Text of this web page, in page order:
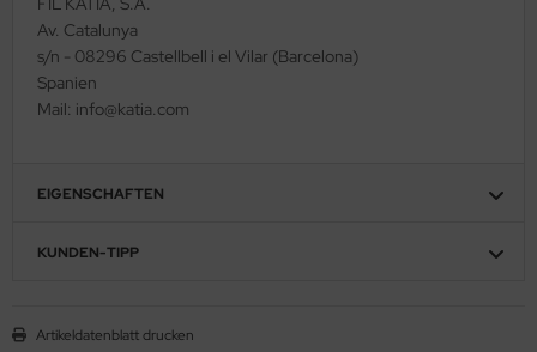
Av. Catalunya
s/n - 08296 Castellbell i el Vilar (Barcelona)
Spanien
Mail: info@katia.com
EIGENSCHAFTEN
KUNDEN-TIPP
Artikeldatenblatt drucken